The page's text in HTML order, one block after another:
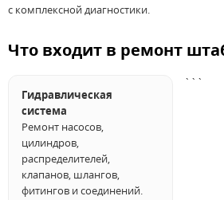
с комплексной диагностики.
Что входит в ремонт
Гидравлическая
система
Ремонт насосов,
цилиндров,
распределителей,
клапанов, шлангов,
фитингов и соединений.
```